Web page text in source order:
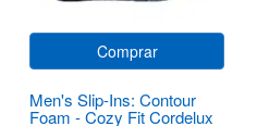
Comprar
Men's Slip-Ins: Contour
Foam - Cozy Fit Cordelux